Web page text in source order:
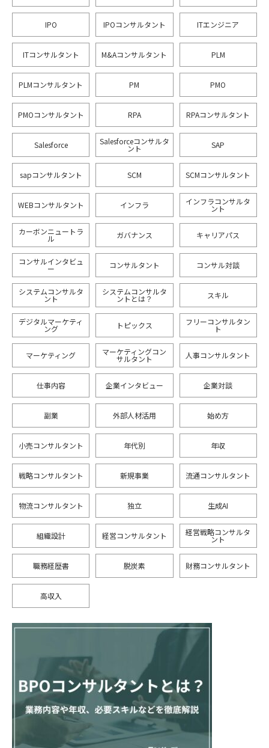
IPO IPOコンサルタント ITエンジニア
ITコンサルタント M&Aコンサルタント PLM
PLMコンサルタント PM PMO
PMOコンサルタント RPA RPAコンサルタント
Salesforce Salesforceコンサルタ
ント SAP
sapコンサルタント SCM SCMコンサルタント
WEBコンサルタント インフラ インフラコンサルタ
ント
カーボンニュートラ
ル ガバナンス キャリアパス
コンサルインタビュ
ー コンサルタント コンサル対談
システムコンサルタ
ント
システムコンサルタ
ントとは？ スキル
デジタルマーケティ
ング トピックス フリーコンサルタン
ト
マーケティング マーケティングコン
サルタント 人事コンサルタント
仕事内容 企業インタビュー 企業対談
副業 外部人材活用 始め方
小売コンサルタント 年代別 年収
戦略コンサルタント 新規事業 流通コンサルタント
物流コンサルタント 独立 生成AI
組織設計 経営コンサルタント 経営戦略コンサルタ
ント
職務経歴書 脱炭素 財務コンサルタント
高収入